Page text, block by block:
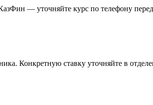
— уточняйте курс по телефону
Конкретную ставку уточняйте в